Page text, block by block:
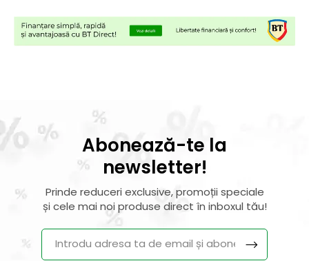
Abonează-te la
newsletter!
Prinde reduceri exclusive, promoții speciale
și cele mai noi produse direct în inboxul tău!